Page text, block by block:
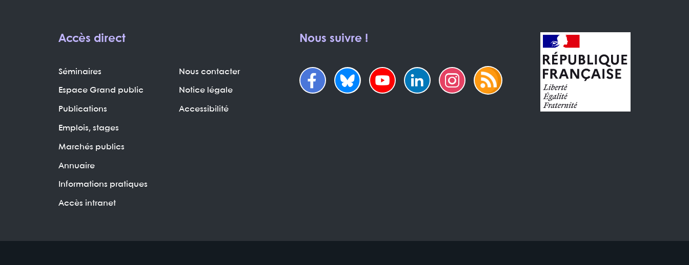
Accès direct
Séminaires
Espace Grand public
Publications
Emplois, stages
Marchés publics
Annuaire
Informations pratiques
Accès intranet
Nous contacter
Notice légale
Accessibilité
Nous suivre !